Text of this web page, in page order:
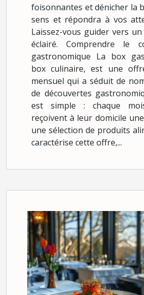
foisonnantes et dénicher la
sens et répondra à vos
Laissez-vous guider vers
éclairé. Comprendre le
gastronomique La box
box culinaire, est une
mensuel qui a séduit de
de découvertes
est simple : chaque
reçoivent à leur domicile
une sélection de produits
caractérise cette offre,...